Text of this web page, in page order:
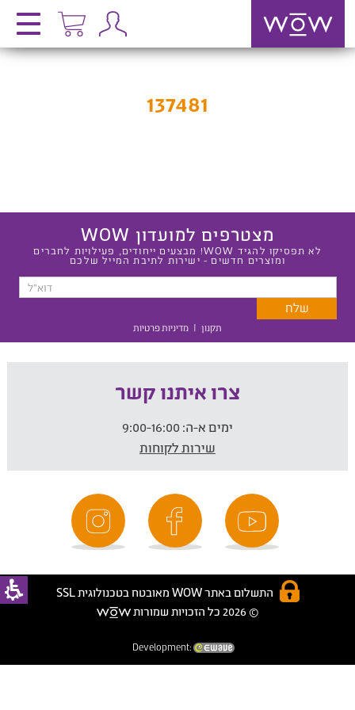
137481
מצטרפים למועדון WOW
לא תפסיקו להגיד WOW! מבצעים ייחודים, פעילויות לחברים
ומוצרים חדשים - ישירות לתיבת המייל שלכם
תקנון | מדיניות פרטיות
צרו איתנו קשר
ימים א-ה:
שירות לקוחות
התשלום באתר WOW מאובטח בטכנולוגית SSL
© 2026 כל הזכויות שמורות
Development: